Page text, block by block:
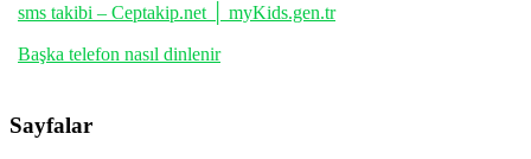
sms takibi – Ceptakip.net │ myKids.gen.tr
Başka telefon nasıl dinlenir
Sayfalar